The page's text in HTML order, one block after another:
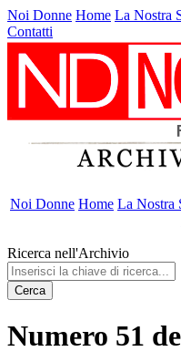
Noi Donne Home La Nostra
Contatti
Noi Donne Home La Nostra
Ricerca nell'Archivio
Cerca
Numero 51